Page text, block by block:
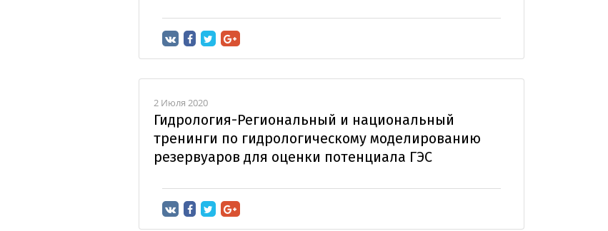
2 Июля 2020
Гидрология-Региональный и национальный
тренинги по гидрологическому моделированию
резервуаров для оценки потенциала ГЭС